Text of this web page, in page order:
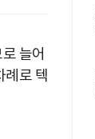
늘어
례로 텍